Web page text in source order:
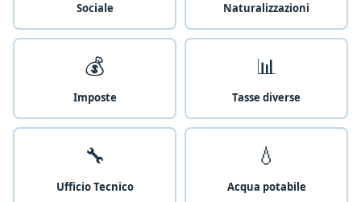
Sociale Naturalizzazioni
💰
Imposte
📊
Tasse diverse
🔧
Ufficio Tecnico
💧
Acqua potabile